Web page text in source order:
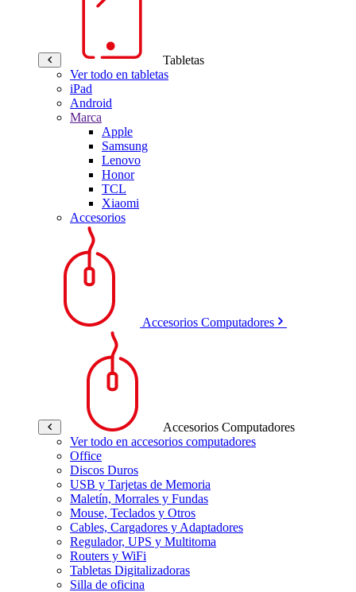
Tabletas
Ver todo en tabletas
iPad
Android
Marca
Apple
Samsung
Lenovo
Honor
TCL
Xiaomi
Accesorios
Accesorios Computadores
Accesorios Computadores
Ver todo en accesorios computadores
Office
Discos Duros
USB y Tarjetas de Memoria
Maletín, Morrales y Fundas
Mouse, Teclados y Otros
Cables, Cargadores y Adaptadores
Regulador, UPS y Multitoma
Routers y WiFi
Tabletas Digitalizadoras
Silla de oficina